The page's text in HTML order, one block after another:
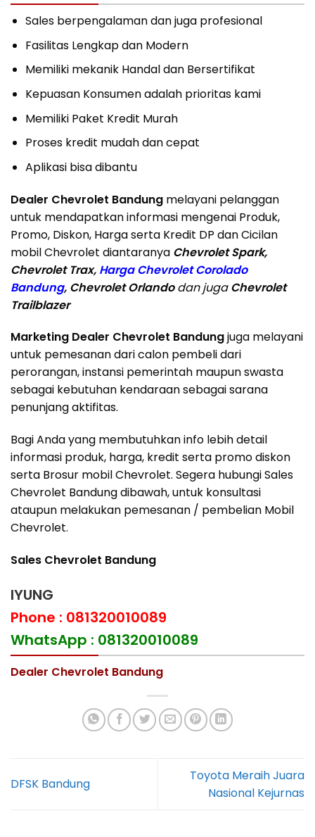
Sales berpengalaman dan juga profesional
Fasilitas Lengkap dan Modern
Memiliki mekanik Handal dan Bersertifikat
Kepuasan Konsumen adalah prioritas kami
Memiliki Paket Kredit Murah
Proses kredit mudah dan cepat
Aplikasi bisa dibantu
Dealer Chevrolet Bandung melayani pelanggan
untuk mendapatkan informasi mengenai Produk,
Promo, Diskon, Harga serta Kredit DP dan Cicilan
mobil Chevrolet diantaranya Chevrolet Spark,
Chevrolet Trax, Harga Chevrolet Corolado
Bandung, Chevrolet Orlandodan jugaChevrolet
Trailblazer
Marketing Dealer Chevrolet Bandungjuga melayani
untuk pemesanan dari calon pembeli dari
perorangan, instansi pemerintah maupun swasta
sebagai kebutuhan kendaraan sebagai sarana
penunjang aktifitas.
Bagi Anda yang membutuhkan info lebih detail
informasi produk, harga, kredit serta promo diskon
serta Brosur mobil Chevrolet. Segera hubungi Sales
Chevrolet Bandung dibawah, untuk konsultasi
ataupun melakukan pemesanan / pembelian Mobil
Chevrolet.
Sales Chevrolet Bandung
IYUNG
Phone : 081320010089
WhatsApp : 081320010089
Dealer Chevrolet Bandung
DFSK Bandung
Toyota Meraih Juara
Nasional Kejurnas